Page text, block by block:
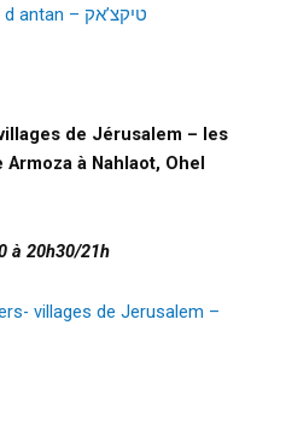
la Jérusalem d antan – טיקצ’אק
de Jérusalem – les
à Nahlaot, Ohel
à 20h30/21h
villages de Jerusalem –